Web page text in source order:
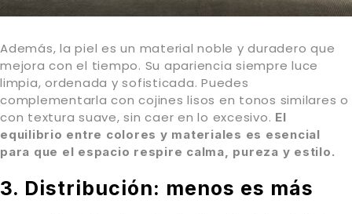
Además, la piel es un material noble y duradero que
mejora con el tiempo. Su apariencia siempre luce
limpia, ordenada y sofisticada. Puedes
complementarla con cojines lisos en tonos similares o
con textura suave, sin caer en lo excesivo. El
equilibrio entre colores y materiales es esencial
para que el espacio respire calma, pureza y estilo.
3. Distribución: menos es más